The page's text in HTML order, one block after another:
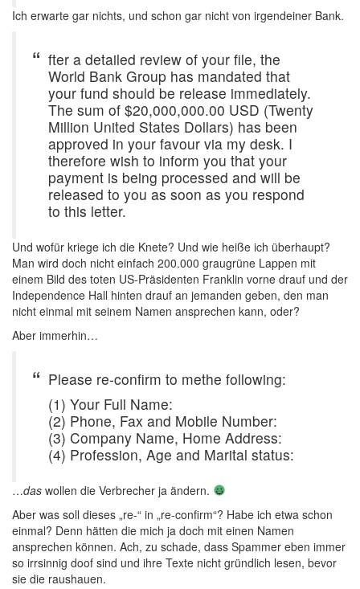
Ich erwarte gar nichts, und schon gar nicht von irgendeiner Bank.
fter a detailed review of your file, the
World Bank Group has mandated that
your fund should be release immediately.
The sum of $20,000,000.00 USD (Twenty
Million United States Dollars) has been
approved in your favour via my desk. I
therefore wish to inform you that your
payment is being processed and will be
released to you as soon as you respond
to this letter.
Und wofür kriege ich die Knete? Und wie heiße ich überhaupt?
Man wird doch nicht einfach 200.000 graugrüne Lappen mit
einem Bild des toten US-Präsidenten Franklin vorne drauf und der
Independence Hall hinten drauf an jemanden geben, den man
nicht einmal mit seinem Namen ansprechen kann, oder?
Aber immerhin…
Please re-confirm to methe following:
(1) Your Full Name:
(2) Phone, Fax and Mobile Number:
(3) Company Name, Home Address:
(4) Profession, Age and Marital status:
…das wollen die Verbrecher ja ändern.
Aber was soll dieses „re-“ in „re-confirm“? Habe ich etwa schon
einmal? Denn hätten die mich ja doch mit einen Namen
ansprechen können. Ach, zu schade, dass Spammer eben immer
so irrsinnig doof sind und ihre Texte nicht gründlich lesen, bevor
sie die raushauen.